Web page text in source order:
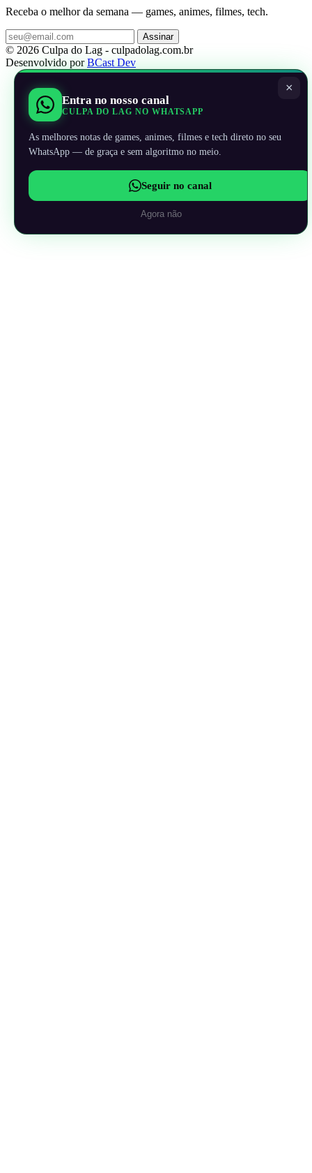
Receba o melhor da semana — games, animes, filmes, tech.
Assinar
© 2026 Culpa do Lag - culpadolag.com.br
Desenvolvido porBCast Dev
×
Entra no nosso canal
CULPA DO LAG NO WHATSAPP
As melhores notas de games, animes, filmes e tech direto no seu
WhatsApp — de graça e sem algoritmo no meio.
Seguir no canal
Agora não